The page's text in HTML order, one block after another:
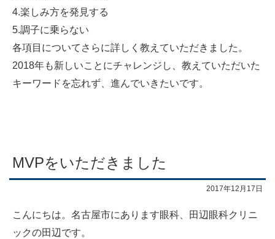
4.楽しみ方を発見する
5.調子に乗らない
各項目についてさらに詳しく教えていただきました。
2018年も新しいことにチャレンジし、教えていただいた
キーワードを忘れず、進んでいきたいです。
MVPをいただきました
2017年12月17日
こ んにちは。名古屋市にあります眼科、田辺眼科クリニ
ックの田辺です。